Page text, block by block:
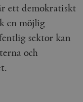
ett demokratiskt
en möjlig
sektor kan
och